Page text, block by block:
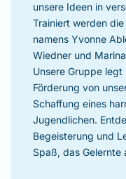
unsere Ideen in
Trainiert werden
namens Yvonne
Wiedner und
Unsere Gruppe
Förderung von
Schaffung eines
Jugendlichen.
Begeisterung und
Spaß, das Gelernte